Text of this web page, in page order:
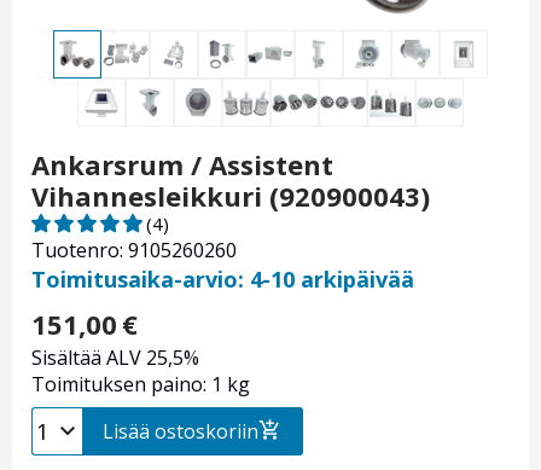
Ankarsrum / Assistent
Vihannesleikkuri (920900043)
Tuotenro: 9105260260
(4)
Toimitusaika-arvio: 4-10 arkipäivää
151,00 €
Sisältää ALV 25,5%
Toimituksen paino: 1 kg
Lisää ostoskoriin